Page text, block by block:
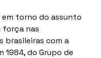
em torno do assunto
força nas
brasileiras com a
1984, do Grupo de